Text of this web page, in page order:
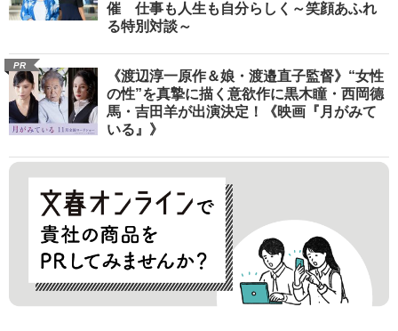
催 仕事も人生も自分らしく～笑顔あふれ
る特別対談～
PR
《渡辺淳一原作＆娘・渡邉直子監督》“女性
の性”を真摯に描く意欲作に黒木瞳・西岡德
馬・吉田羊が出演決定！《映画『月がみて
いる』》